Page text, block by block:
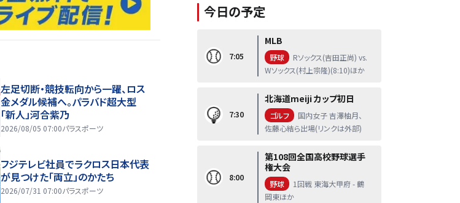
左足切断・競技転向から一躍、ロス
金メダル候補へ。パラバド超大型
「新人」河合紫乃
2026/08/05 07:00パラスポーツ
フジテレビ社員でラクロス日本代表
が見つけた「両立」のかたち
2026/07/31 07:00パラスポーツ
今日の予定
7:05
MLB
野球
Rソックス(吉田正尚) vs.
Wソックス(村上宗隆)(8:10)ほか
7:30
北海道meiji カップ初日
ゴルフ
国内女子 吉澤柚月、
佐藤心結ら出場(リンクは外部)
8:00
第108回全国高校野球選手
権大会
野球
1回戦 東海大甲府 - 鶴
岡東ほか